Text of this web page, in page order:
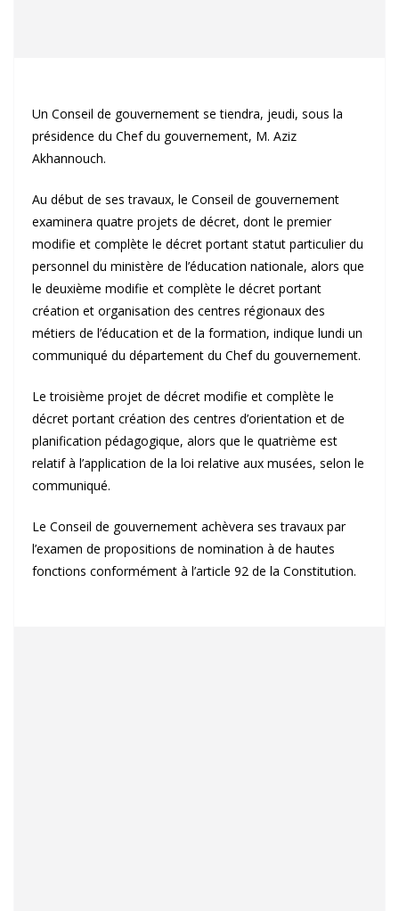
Un Conseil de gouvernement se tiendra, jeudi, sous la
présidence du Chef du gouvernement, M. Aziz
Akhannouch.
Au début de ses travaux, le Conseil de gouvernement
examinera quatre projets de décret, dont le premier
modifie et complète le décret portant statut particulier du
personnel du ministère de l’éducation nationale, alors que
le deuxième modifie et complète le décret portant
création et organisation des centres régionaux des
métiers de l’éducation et de la formation, indique lundi un
communiqué du département du Chef du gouvernement.
Le troisième projet de décret modifie et complète le
décret portant création des centres d’orientation et de
planification pédagogique, alors que le quatrième est
relatif à l’application de la loi relative aux musées, selon le
communiqué.
Le Conseil de gouvernement achèvera ses travaux par
l’examen de propositions de nomination à de hautes
fonctions conformément à l’article 92 de la Constitution.